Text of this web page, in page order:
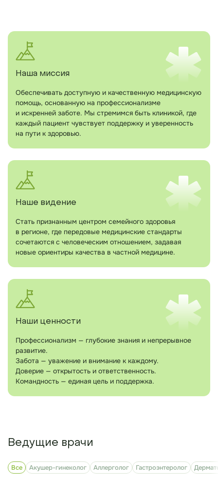
Наша миссия
Обеспечивать доступную и качественную медицинскую
помощь, основанную на профессионализме
и искренней заботе. Мы стремимся быть клиникой, где
каждый пациент чувствует поддержку и уверенность
на пути к здоровью.
Наше видение
Стать признанным центром семейного здоровья
в регионе, где передовые медицинские стандарты
сочетаются с человеческим отношением, задавая
новые ориентиры качества в частной медицине.
Наши ценности
Профессионализм — глубокие знания и непрерывное
развитие.
Забота — уважение и внимание к каждому.
Доверие — открытость и ответственность.
Командность — единая цель и поддержка.
Ведущие врачи
Все Акушер-гинеколог Аллерголог Гастроэнтеролог